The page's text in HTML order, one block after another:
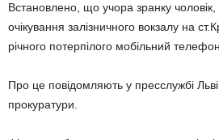
Встановлено, що учора зранку
очікування залізничного вокзалу на
річного потерпілого мобільний
Про це повідомляють у пресслужбі
прокуратури.